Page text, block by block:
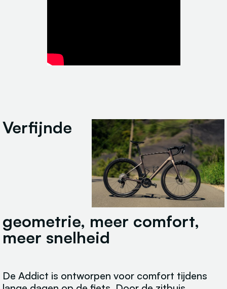
Verfijnde
geometrie, meer comfort,
meer snelheid
De Addict is ontworpen voor comfort tijdens